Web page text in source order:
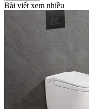
Bài viết xem nhiều